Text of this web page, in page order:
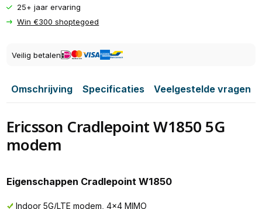
25+ jaar ervaring
Win €300 shoptegoed
Veilig betalen
Omschrijving Specificaties Veelgestelde vragen
Ericsson Cradlepoint W1850 5G
modem
Eigenschappen Cradlepoint W1850
Indoor 5G/LTE modem, 4x4 MIMO